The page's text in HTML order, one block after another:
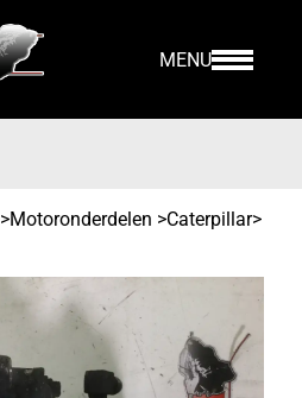
MENU
>Motoronderdelen >Caterpillar>